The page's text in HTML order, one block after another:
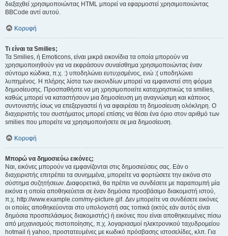
διεξαχθεί χρησιμοποιώντας HTML μπορεί να εφαρμοστεί χρησιμοποιώντας
BBCode αντί αυτού.
Κορυφή
Τι είναι τα Smilies;
Τα Smilies, ή Emoticons, είναι μικρά εικονίδια τα οποία μπορούν να
χρησιμοποιηθούν για να εκφράσουν συναίσθημα χρησιμοποιώντας έναν
σύντομο κώδικα, π.χ. :) υποδηλώνει ευτυχισμένος, ενώ :( υποδηλώνει
λυπημένος. Η πλήρης λίστα των εικονιδίων μπορεί να εμφανιστεί στη φόρμα
δημοσίευσης. Προσπαθήστε να μη χρησιμοποιείτε καταχρηστικώς τα smilies,
καθώς μπορεί να καταστήσουν μια δημοσίευση μη αναγνώσιμη και κάποιος
συντονιστής ίσως να επεξεργαστεί ή να αφαιρέσει τη δημοσίευση ολόκληρη. Ο
διαχειριστής του συστήματος μπορεί επίσης να θέσει ένα όριο στον αριθμό των
smilies που μπορείτε να χρησιμοποιήσετε σε μια δημοσίευση.
Κορυφή
Μπορώ να δημοσιεύω εικόνες;
Ναι, εικόνες μπορούν να εμφανίζονται στις δημοσιεύσεις σας. Εάν ο
διαχειριστής επιτρέπει τα συνημμένα, μπορείτε να φορτώσετε την εικόνα στο
σύστημα συζητήσεων. Διαφορετικά, θα πρέπει να συνδέσετε με παραπομπή μία
εικόνα η οποία αποθηκεύεται σε έναν δημόσια προσβάσιμο διακομιστή ιστού,
π.χ. http://www.example.com/my-picture.gif. Δεν μπορείτε να συνδέσετε εικόνες
οι οποίες αποθηκεύονται στο υπολογιστή σας τοπικά (εκτός εάν αυτός είναι
δημόσια προσπελάσιμος διακομιστής) ή εικόνες που είναι αποθηκευμένες πίσω
από μηχανισμούς πιστοποίησης, π.χ. λογαριασμοί ηλεκτρονικού ταχυδρομείου
hotmail ή yahoo, προστατευμένες με κωδικό πρόσβασης ιστοσελίδες, κλπ. Για